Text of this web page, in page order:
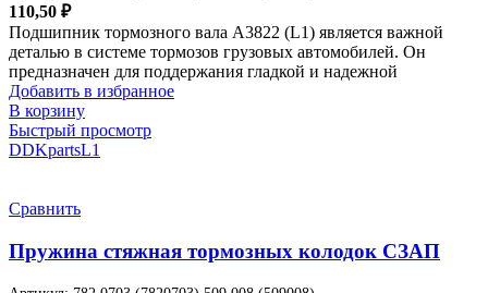
110,50 ₽
Подшипник тормозного вала A3822 (L1) является важной
деталью в системе тормозов грузовых автомобилей. Он
предназначен для поддержания гладкой и надежной
Добавить в избранное
В корзину
Быстрый просмотр
DDKpartsL1
Сравнить
Пружина стяжная тормозных колодок СЗАП